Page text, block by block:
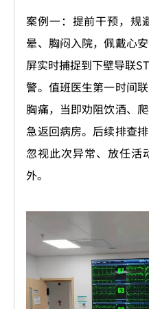
案例一：提前干预，规
晕、胸闷入院，佩戴心
屏实时捕捉到下壁导联
警。值班医生第一时间
胸痛，当即劝阻饮酒、
急返回病房。后续排查
忽视此次异常、放任活
外。